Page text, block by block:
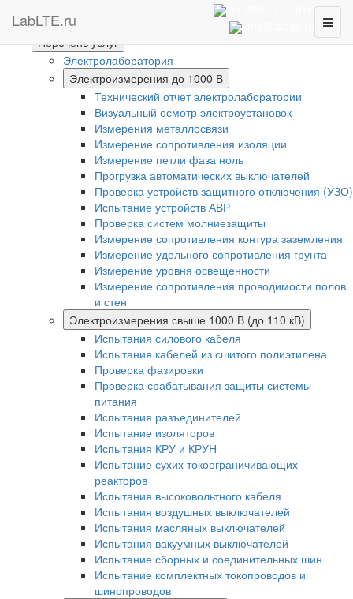
LabLTE.ru
Главная
Перечень услуг
Электролаборатория
Электроизмерения до 1000 В
Технический отчет электролаборатории
Визуальный осмотр электроустановок
Измерения металлосвязи
Измерение сопротивления изоляции
Измерение петли фаза ноль
Прогрузка автоматических выключателей
Проверка устройств защитного отключения (УЗО)
Испытание устройств АВР
Проверка систем молниезащиты
Измерение сопротивления контура заземления
Измерение удельного сопротивления грунта
Измерение уровня освещенности
Измерение сопротивления проводимости полов
и стен
Электроизмерения свыше 1000 В (до 110 кВ)
Испытания силового кабеля
Испытания кабелей из сшитого полиэтилена
Проверка фазировки
Проверка срабатывания защиты системы
питания
Испытания разъединителей
Испытание изоляторов
Испытания КРУ и КРУН
Испытание сухих токоограничивающих
реакторов
Испытания высоковольтного кабеля
Испытания воздушных выключателей
Испытания масляных выключателей
Испытания вакуумных выключателей
Испытание сборных и соединительных шин
Испытание комплектных токопроводов и
шинопроводов